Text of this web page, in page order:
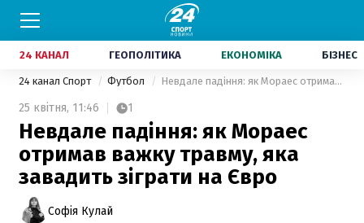
24 КАНАЛ ГЕОПОЛІТИКА ЕКОНОМІКА БІЗНЕС
24 канал Спорт Футбол Невдале падіння: як Мораес отримав важку травму, яка завадить зіграти на Євро
25 квітня, 11:46 1
Невдале падіння: як Мораес
отримав важку травму, яка
завадить зіграти на Євро
Софія Кулай